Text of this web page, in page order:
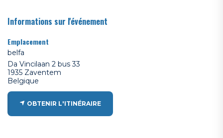
Informations sur l'événement
Emplacement
belfa
Da Vincilaan 2 bus 33
1935 Zaventem
Belgique
OBTENIR L'ITINÉRAIRE